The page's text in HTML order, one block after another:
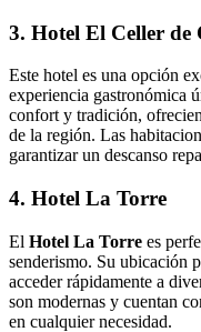
3. Hotel El Celler de
Este hotel es una opción
experiencia gastronómica
confort y tradición,
de la región. Las
garantizar un descanso
4. Hotel La Torre
El Hotel La Torre es
senderismo. Su ubicación
acceder rápidamente a
son modernas y cuentan
en cualquier necesidad.